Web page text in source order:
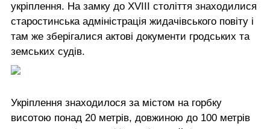
укріплення. На замку до XVIII століття знаходилися
старостинська адміністрація жидачівського повіту і
там же зберігалися актові документи гродських та
земських судів.
Укріплення знаходилося за містом на горбку
висотою понад 20 метрів, довжиною до 100 метрів